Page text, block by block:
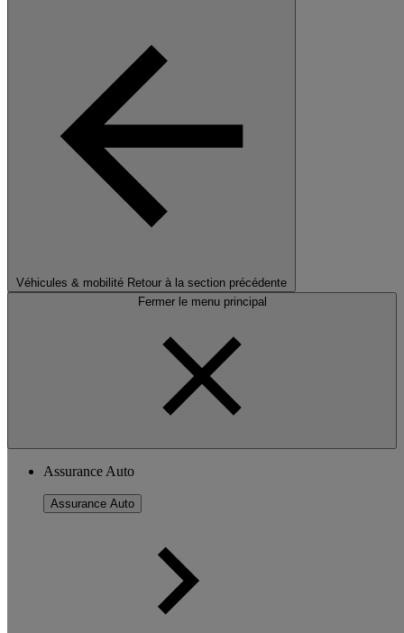
Véhicules & mobilité Retour à la section précédente
Fermer le menu principal
Assurance Auto
Assurance Auto